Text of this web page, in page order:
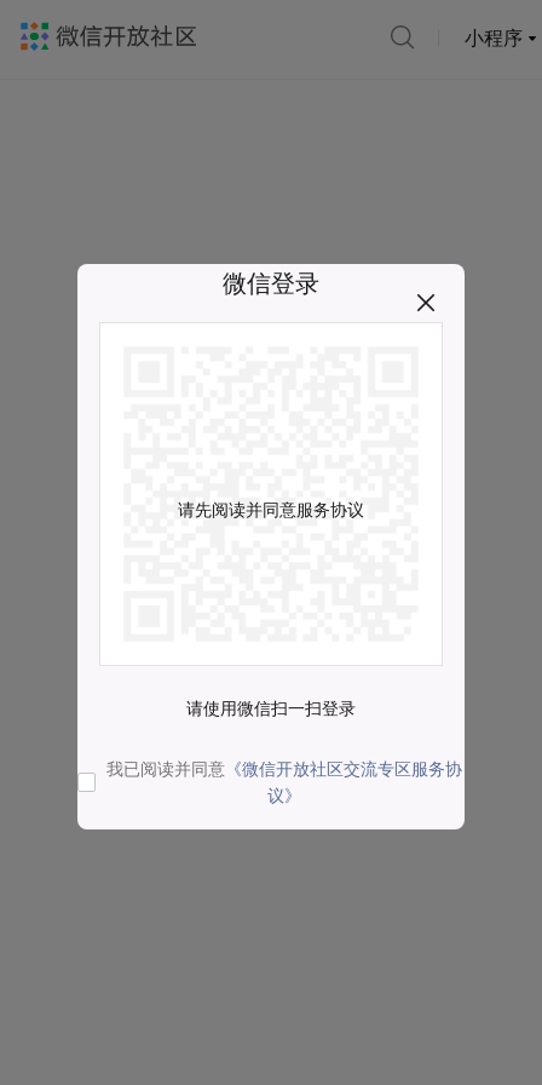
小程序
微信登录
请先阅读并同意服务协议
请使用微信扫一扫登录
我已阅读并同意 《微信开放社区交流专区服务协
议》